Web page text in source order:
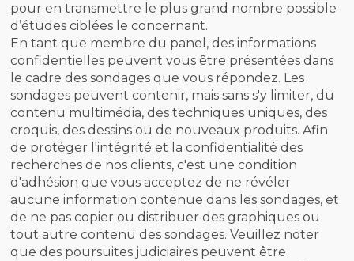
pour en transmettre le plus grand nombre possible
d’études ciblées le concernant.
En tant que membre du panel, des informations
confidentielles peuvent vous être présentées dans
le cadre des sondages que vous répondez. Les
sondages peuvent contenir, mais sans s'y limiter, du
contenu multimédia, des techniques uniques, des
croquis, des dessins ou de nouveaux produits. Afin
de protéger l'intégrité et la confidentialité des
recherches de nos clients, c'est une condition
d'adhésion que vous acceptez de ne révéler
aucune information contenue dans les sondages, et
de ne pas copier ou distribuer des graphiques ou
tout autre contenu des sondages. Veuillez noter
que des poursuites judiciaires peuvent être